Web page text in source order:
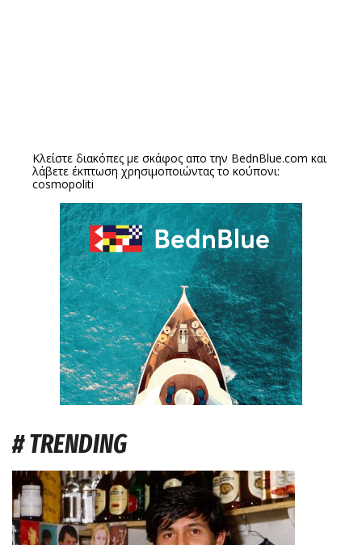
Κλείστε διακόπες με σκάφος απο την BednBlue.com και
λάβετε έκπτωση χρησιμοποιώντας το κούπονι:
cosmopoliti
# TRENDING